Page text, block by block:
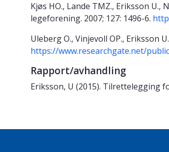
Kjøs HO., Lande TMZ., Eriksson U.,
legeforening. 2007; 127: 1496-6.
Uleberg O., Vinjevoll OP., Eriksson
https://www.researchgate.net/
Rapport/avhandling
Eriksson, U (2015). Tilrettelegging